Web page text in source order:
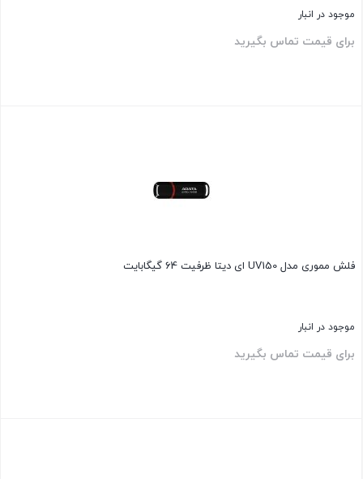
موجود در انبار
برای قیمت تماس بگیرید
فلش مموری مدل UV150 ای دیتا ظرفیت 64 گیگابایت
موجود در انبار
برای قیمت تماس بگیرید